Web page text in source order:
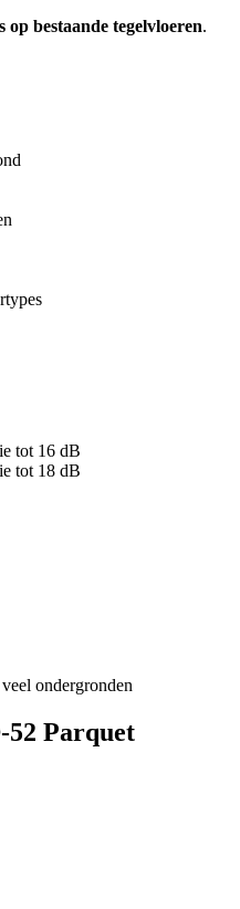
op bestaande tegelvloeren.
tot 16 dB
tot 18 dB
ondergronden
52 Parquet